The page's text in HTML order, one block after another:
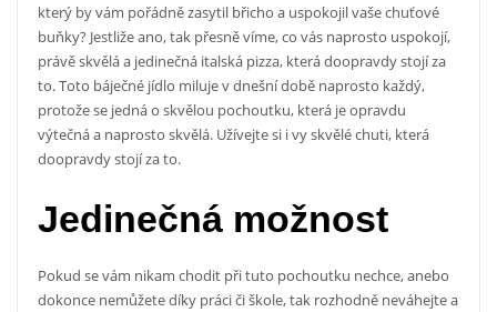
který by vám pořádně zasytil břicho a uspokojil vaše chuťové
buňky? Jestliže ano, tak přesně víme, co vás naprosto uspokojí,
právě skvělá a jedinečná italská pizza, která doopravdy stojí za
to. Toto báječné jídlo miluje v dnešní době naprosto každý,
protože se jedná o skvělou pochoutku, která je opravdu
výtečná a naprosto skvělá. Užívejte si i vy skvělé chuti, která
doopravdy stojí za to.
Jedinečná možnost
Pokud se vám nikam chodit při tuto pochoutku nechce, anebo
dokonce nemůžete díky práci či škole, tak rozhodně neváhejte a